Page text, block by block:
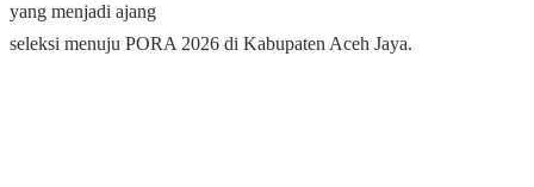
yang menjadi ajang
seleksi menuju PORA 2026 di Kabupaten Aceh Jaya.